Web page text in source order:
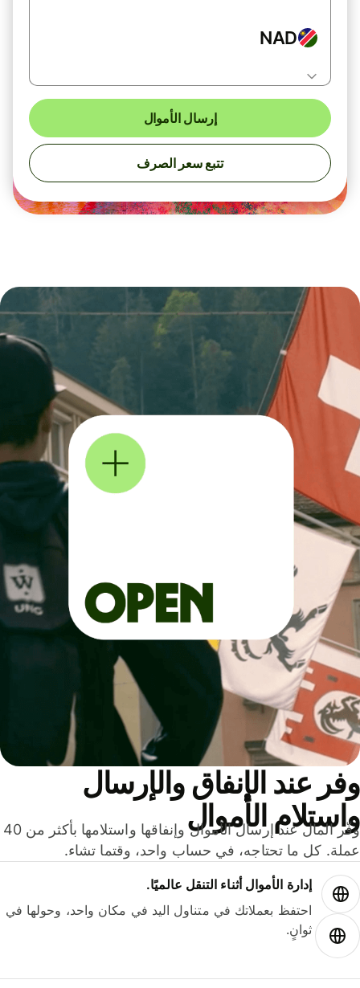
NAD
إرسال الأموال
تتبع سعر الصرف
عند الإنفاق والإرسال
الأموال
وفّر المال عند إرسال الأموال وإنفاقها واستلامها بأكثر من 40
كل ما تحتاجه، في حساب واحد، وقتما تشاء.
إدارة الأموال أثناء التنقل عالميًا.
احتفظ بعملاتك في متناول اليد في مكان واحد، وحولها في
ثوانٍ.